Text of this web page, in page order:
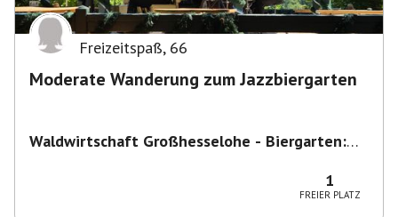
Freizeitspaß, 66
Moderate Wanderung zum Jazzbiergarten
Waldwirtschaft Großhesselohe - Biergarten:
Georg-Kalb-1
FREIER PLATZ